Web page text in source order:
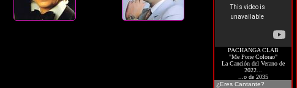
PACHANGA CLAB
"Me Pone Colorao"
La Canción del Verano de
2022...
...o de 2035
¿Eres Cantante?